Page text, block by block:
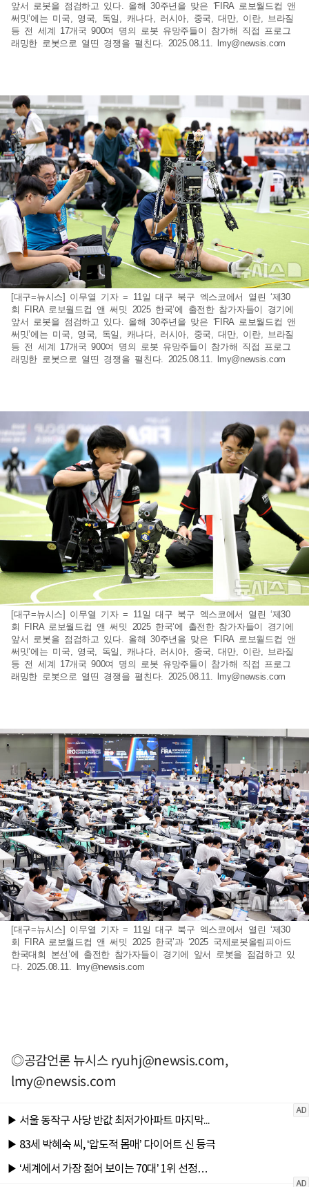
앞서 로봇을 점검하고 있다. 올해 30주년을 맞은 ‘FIRA 로보월드컵 앤
써밋’에는 미국, 영국, 독일, 캐나다, 러시아, 중국, 대만, 이란, 브라질
등 전 세계 17개국 900여 명의 로봇 유망주들이 참가해 직접 프로그
래밍한 로봇으로 열띤 경쟁을 펼친다. 2025.08.11.
lmy@newsis.com
[대구=뉴시스] 이무열 기자 = 11일 대구 북구 엑스코에서 열린 ‘제30
회 FIRA 로보월드컵 앤 써밋 2025 한국’에 출전한 참가자들이 경기에
앞서 로봇을 점검하고 있다. 올해 30주년을 맞은 ‘FIRA 로보월드컵 앤
써밋’에는 미국, 영국, 독일, 캐나다, 러시아, 중국, 대만, 이란, 브라질
등 전 세계 17개국 900여 명의 로봇 유망주들이 참가해 직접 프로그
래밍한 로봇으로 열띤 경쟁을 펼친다. 2025.08.11.
lmy@newsis.com
[대구=뉴시스] 이무열 기자 = 11일 대구 북구 엑스코에서 열린 ‘제30
회 FIRA 로보월드컵 앤 써밋 2025 한국’에 출전한 참가자들이 경기에
앞서 로봇을 점검하고 있다. 올해 30주년을 맞은 ‘FIRA 로보월드컵 앤
써밋’에는 미국, 영국, 독일, 캐나다, 러시아, 중국, 대만, 이란, 브라질
등 전 세계 17개국 900여 명의 로봇 유망주들이 참가해 직접 프로그
래밍한 로봇으로 열띤 경쟁을 펼친다. 2025.08.11.
lmy@newsis.com
[대구=뉴시스] 이무열 기자 = 11일 대구 북구 엑스코에서 열린 ‘제30
회 FIRA 로보월드컵 앤 써밋 2025 한국’과 ‘2025 국제로봇올림피아드
한국대회 본선’에 출전한 참가자들이 경기에 앞서 로봇을 점검하고 있
다. 2025.08.11.
lmy@newsis.com
◎공감언론 뉴시스ryuhj@newsis.com,
lmy@newsis.com